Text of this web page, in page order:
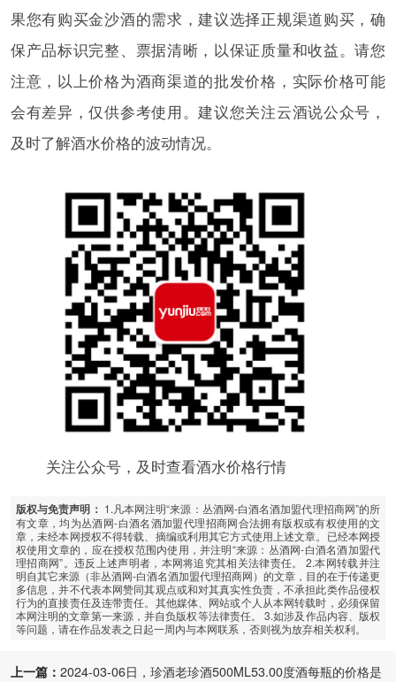
果您有购买金沙酒的需求，建议选择正规渠道购买，确
保产品标识完整、票据清晰，以保证质量和收益。请您
注意，以上价格为酒商渠道的批发价格，实际价格可能
会有差异，仅供参考使用。建议您关注云酒说公众号，
及时了解酒水价格的波动情况。
关注公众号，及时查看酒水价格行情
版权与免责声明： 1.凡本网注明“来源：丛酒网-白酒名酒加盟代理招商网”的所
有文章，均为丛酒网-白酒名酒加盟代理招商网合法拥有版权或有权使用的文
章，未经本网授权不得转载、摘编或利用其它方式使用上述文章。已经本网授
权使用文章的，应在授权范围内使用，并注明“来源：丛酒网-白酒名酒加盟代
理招商网”。违反上述声明者，本网将追究其相关法律责任。 2.本网转载并注
明自其它来源（非丛酒网-白酒名酒加盟代理招商网）的文章，目的在于传递更
多信息，并不代表本网赞同其观点或和对其真实性负责，不承担此类作品侵权
行为的直接责任及连带责任。其他媒体、网站或个人从本网转载时，必须保留
本网注明的文章第一来源，并自负版权等法律责任。 3.如涉及作品内容、版权
等问题，请在作品发表之日起一周内与本网联系，否则视为放弃相关权利。
上一篇： 2024-03-06日，珍酒老珍酒500ML53.00度酒每瓶的价格是